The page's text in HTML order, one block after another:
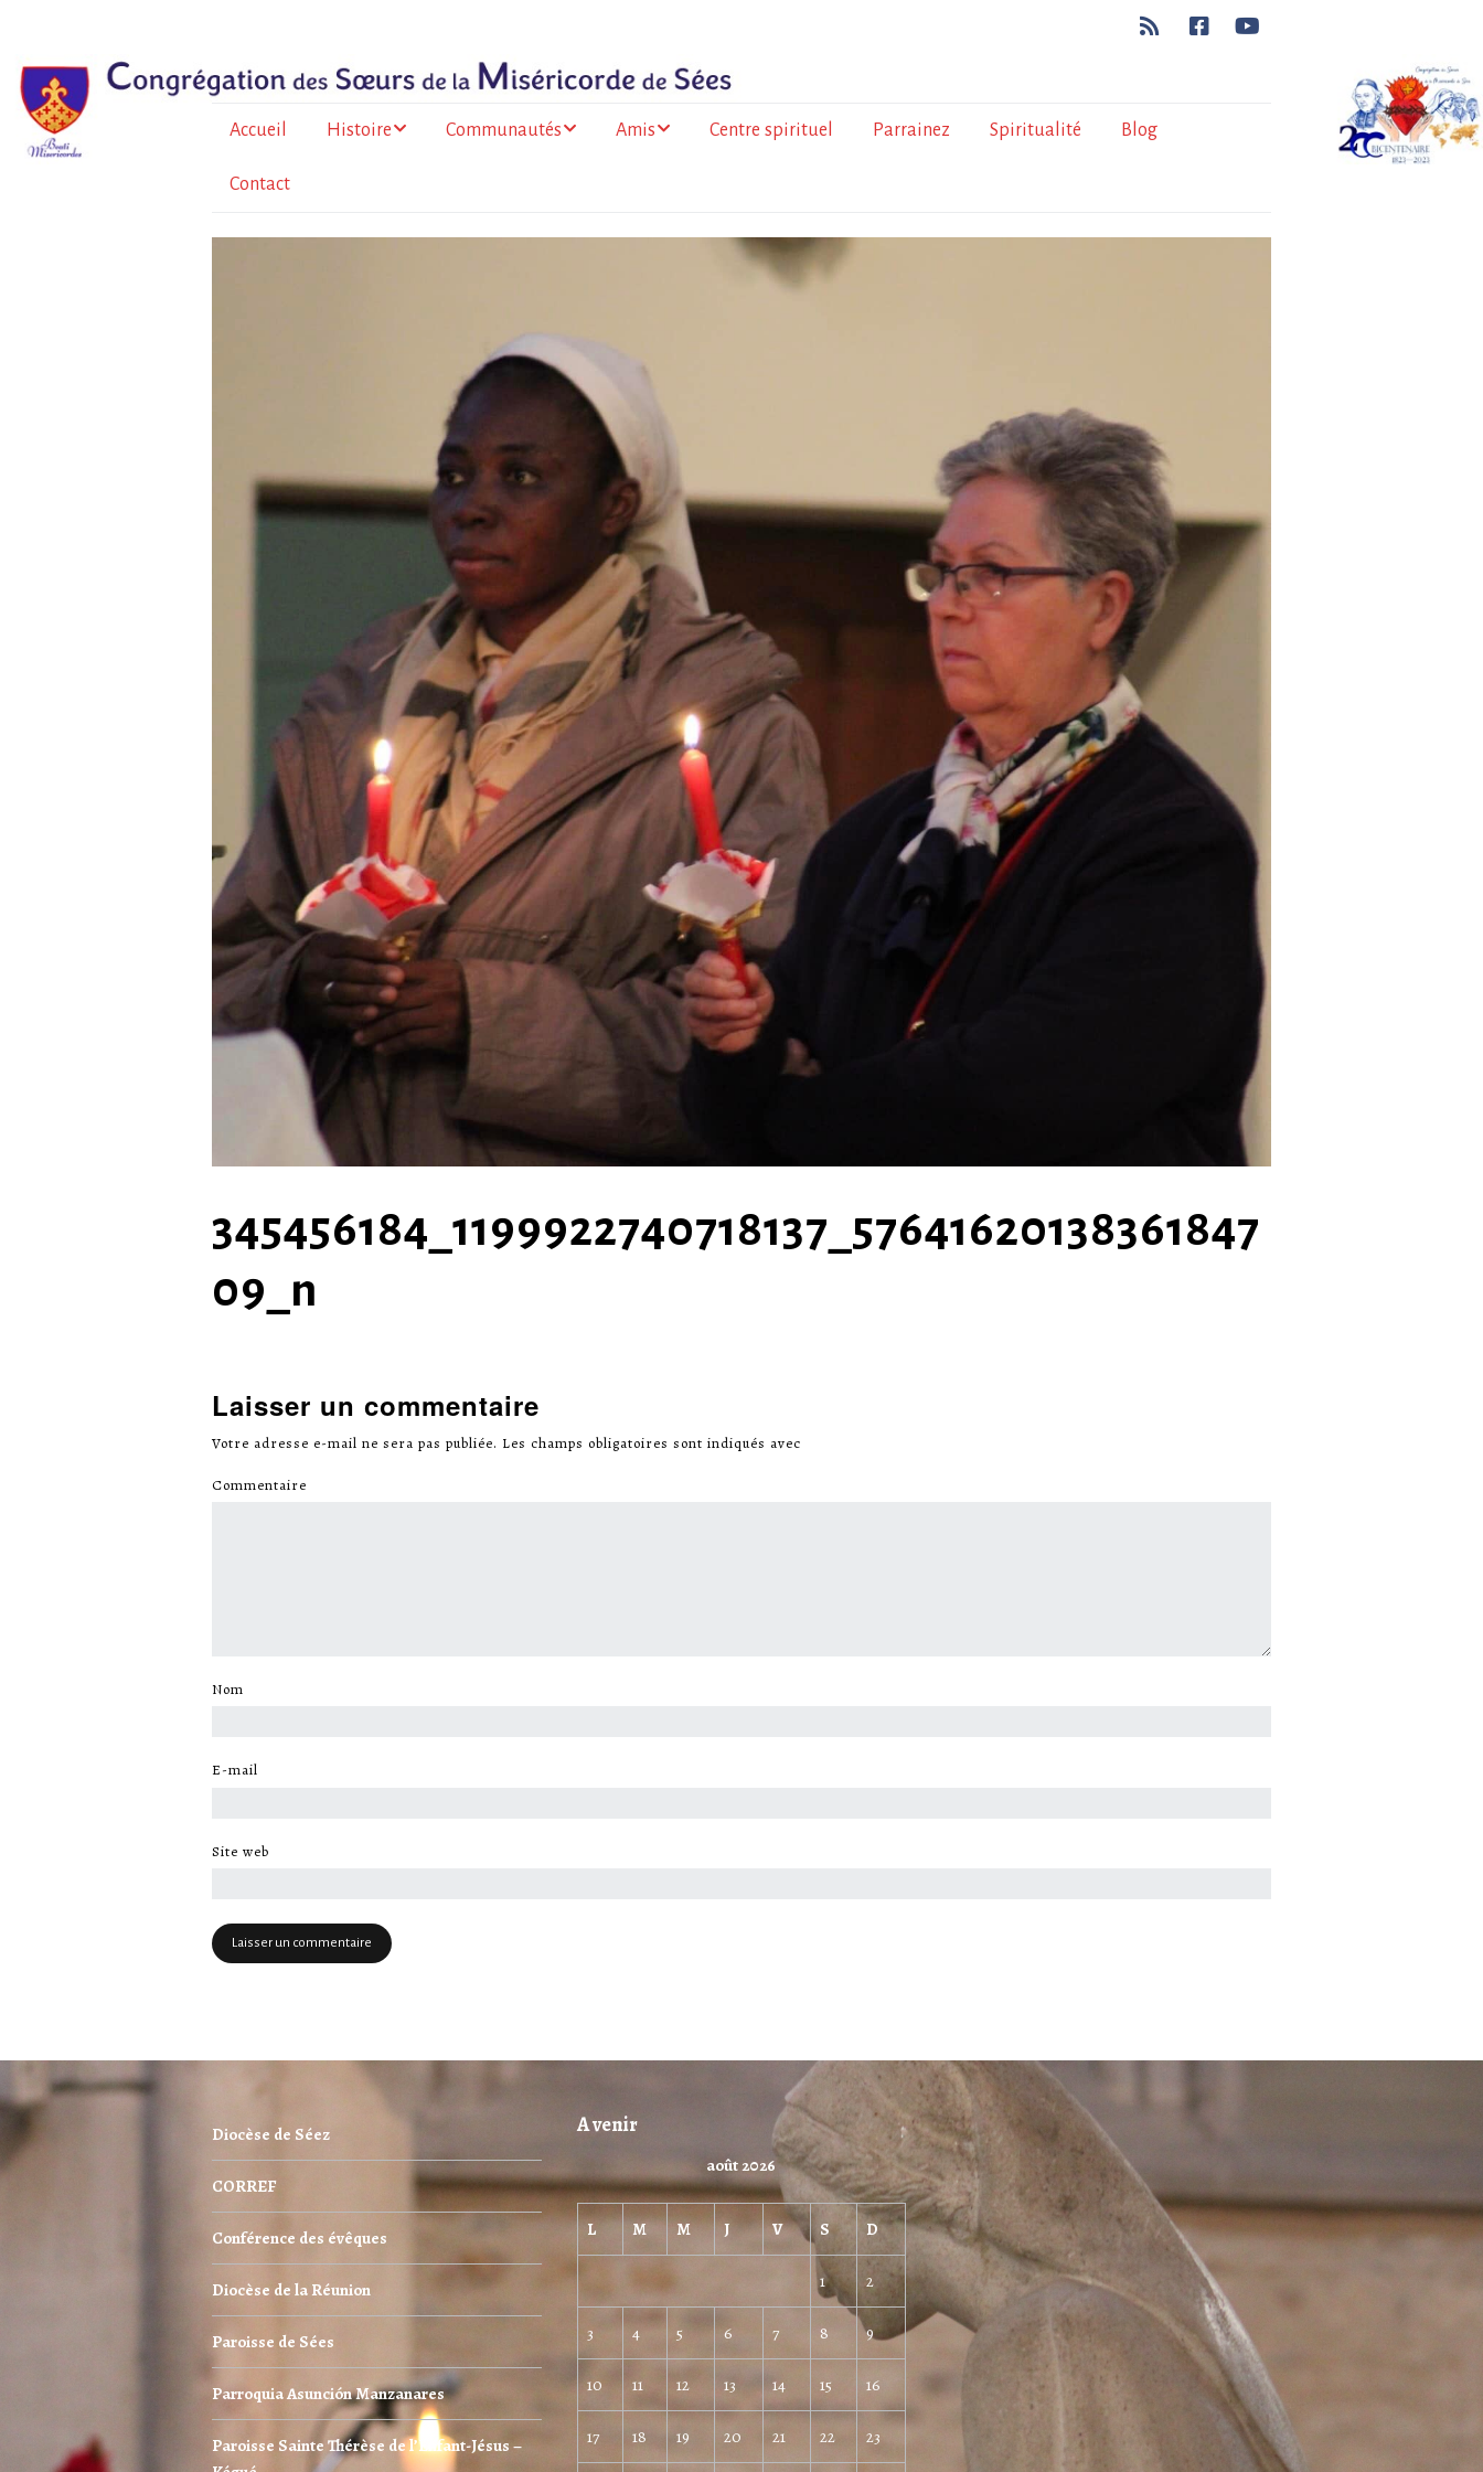
Accueil Histoire
Histoire de la
Communautés
Burkina Faso
La formation des
sœurs
Amis
Les amis de la
Miséricorde à l’Île de
Centre spirituel Parrainez Spiritualité Blog
Contact
345456184_1199922740718137_57641620138361847
09_n
Laisser un commentaire
Votre adresse e-mail ne sera pas publiée. Les champs obligatoires sont indiqués avec
Commentaire
Nom
E-mail
Site web
Diocèse de Séez
CORREF
Conférence des évêques
Diocèse de la Réunion
Paroisse de Sées
Parroquia Asunción Manzanares
Paroisse Sainte Thérèse de l’Enfant-Jésus –
A venir
août 2026
L M M J V S D
1 2
3 4 5 6 7 8 9
10 11 12 13 14 15 16
17 18 19 20 21 22 23